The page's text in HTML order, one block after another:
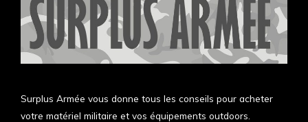
Surplus Armée vous donne tous les conseils pour acheter
votre matériel militaire et vos équipements outdoors.